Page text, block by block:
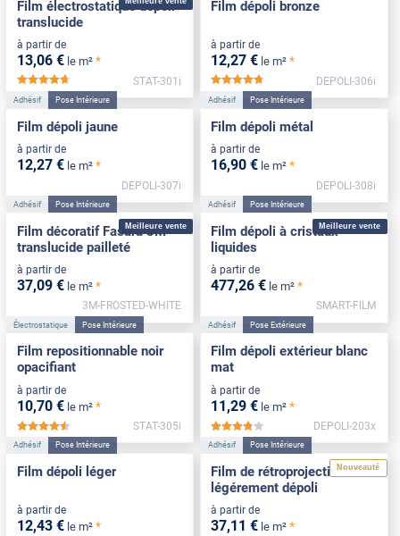
Film électrostatique dépoli
translucide
à partir de
13,06 € le m² *
*****
STAT-301i
Film dépoli bronze
à partir de
12,27 € le m² *
*****
DEPOLI-306i
Adhésif Pose Intérieure
Film dépoli jaune
à partir de
12,27 € le m² *
DEPOLI-307i
Adhésif Pose Intérieure
Film dépoli métal
à partir de
16,90 € le m² *
DEPOLI-308i
Meilleure vente
Adhésif Pose Intérieure
Film décoratif Fasara 3M
translucide pailleté
à partir de
37,09 € le m² *
3M-FROSTED-WHITE
Meilleure vente
Adhésif Pose Intérieure
Film dépoli à cristaux
liquides
à partir de
477,26 € le m² *
SMART-FILM
Électrostatique Pose Intérieure
Film repositionnable noir
opacifiant
à partir de
10,70 € le m² *
*****
STAT-305i
Adhésif Pose Extérieure
Film dépoli extérieur blanc
mat
à partir de
11,29 € le m² *
*****
DEPOLI-203x
Adhésif Pose Intérieure
Film dépoli léger
à partir de
12,43 € le m² *
Nouveauté
Adhésif Pose Intérieure
Film de rétroprojection
légérement dépoli
à partir de
37,11 € le m² *